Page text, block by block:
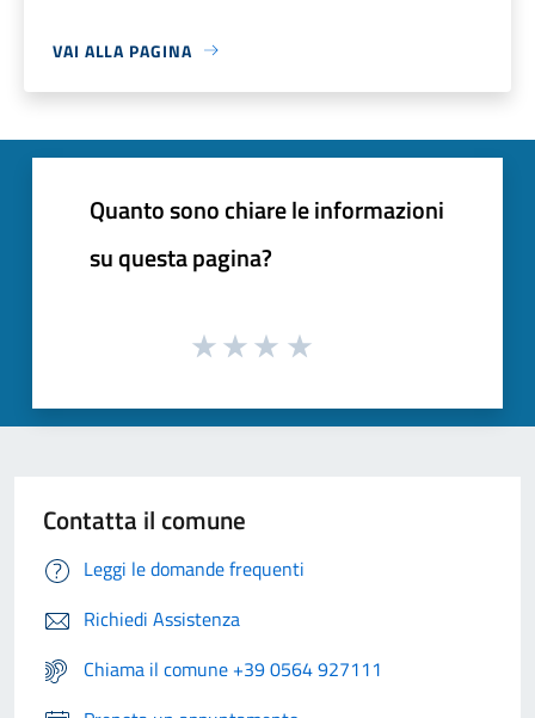
VAI ALLA PAGINA
Quanto sono chiare le informazioni
su questa pagina?
Contatta il comune
Leggi le domande frequenti
Richiedi Assistenza
Chiama il comune +39 0564 927111